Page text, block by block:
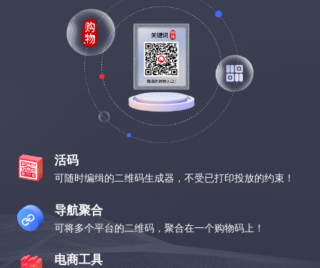
活码
可随时编缉的二维码生成器，不受已打印投放的约束！
导航聚合
可将多个平台的二维码，聚合在一个购物码上！
电商工具